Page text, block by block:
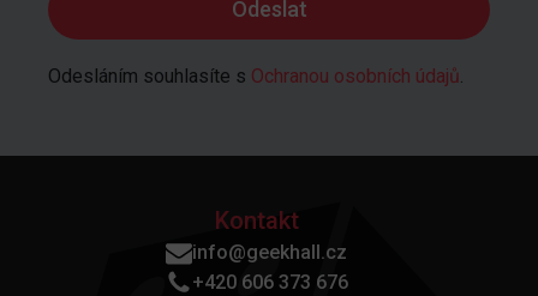
Odesláním souhlasíte s Ochranou osobních údajů.
Kontakt
info@geekhall.cz
+420 606 373 676